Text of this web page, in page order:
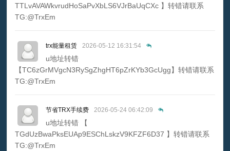
TTLvAVAWkvrudHoSaPvXbLS6VJrBaUqCXc 】转错请联系
TG:@TrxEm
trx能量租赁 2026-05-12 16:31:54
u地址转错
【TC6zGrMVgcN3RySgZhgHT6pZrKYb3GcUgg】转错请联系
TG:@TrxEm
节省TRX手续费 2026-05-24 06:42:09
u地址转错 【
TGdUzBwaPksEUAp9ESChLskzV9KFZF6D37 】转错请联系
TG:@TrxEm